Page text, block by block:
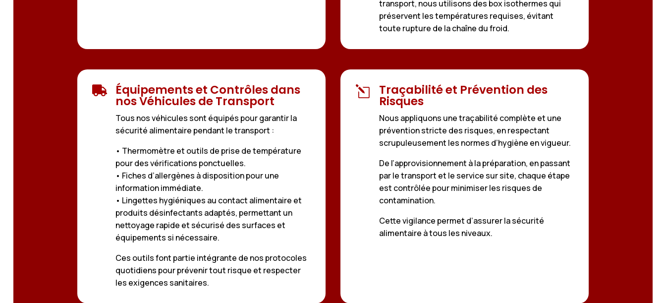
transport, nous utilisons des box isothermes qui
préservent les températures requises, évitant
toute rupture de la chaîne du froid.
 Équipements et Contrôles dans
nos Véhicules de Transport
Tous nos véhicules sont équipés pour garantir la
sécurité alimentaire pendant le transport :
• Thermomètre et outils de prise de température
pour des vérifications ponctuelles.
• Fiches d’allergènes à disposition pour une
information immédiate.
• Lingettes hygiéniques au contact alimentaire et
produits désinfectants adaptés, permettant un
nettoyage rapide et sécurisé des surfaces et
équipements si nécessaire.
Ces outils font partie intégrante de nos protocoles
quotidiens pour prévenir tout risque et respecter
les exigences sanitaires.
l Traçabilité et Prévention des
Risques
Nous appliquons une traçabilité complète et une
prévention stricte des risques, en respectant
scrupuleusement les normes d’hygiène en vigueur.
De l’approvisionnement à la préparation, en passant
par le transport et le service sur site, chaque étape
est contrôlée pour minimiser les risques de
contamination.
Cette vigilance permet d’assurer la sécurité
alimentaire à tous les niveaux.